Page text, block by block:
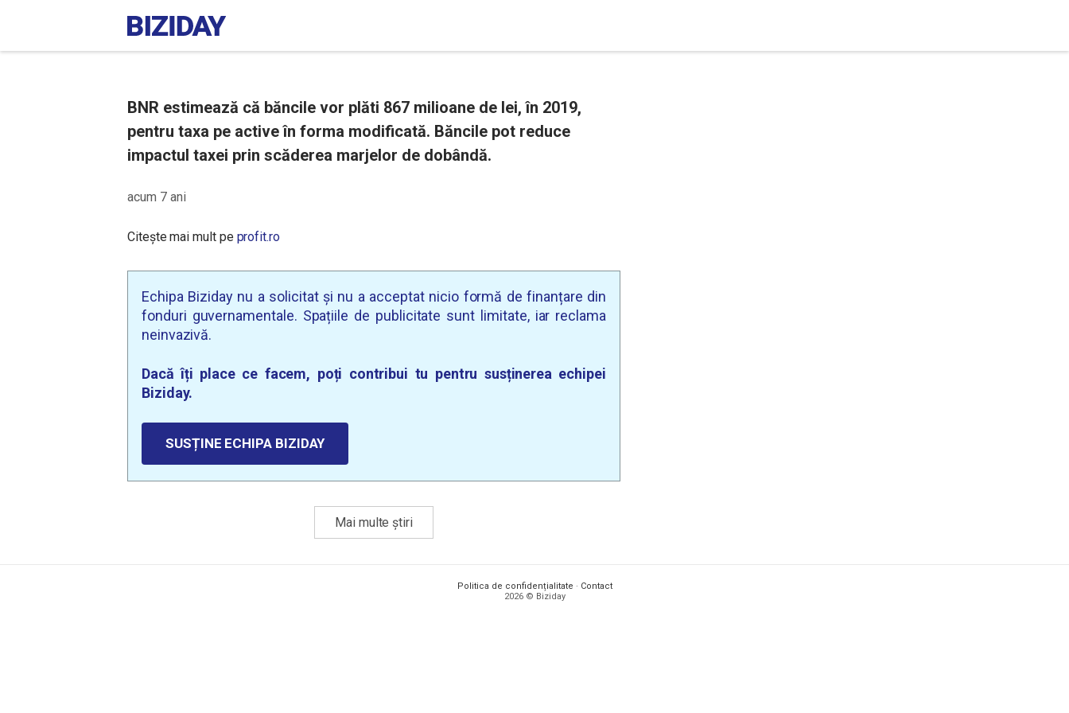
BNR estimează că băncile vor plăti 867 milioane de lei, în 2019,
pentru taxa pe active în forma modificată. Băncile pot reduce
impactul taxei prin scăderea marjelor de dobândă.
acum 7 ani
Citește mai mult pe profit.ro
Echipa Biziday nu a solicitat și nu a acceptat nicio formă de finanțare din
fonduri guvernamentale. Spațiile de publicitate sunt limitate, iar reclama
neinvazivă.
Dacă îți place ce facem, poți contribui tu pentru susținerea echipei
Biziday.
SUSȚINE ECHIPA BIZIDAY
Mai multe știri
Politica de confidențialitate · Contact
2026 © Biziday